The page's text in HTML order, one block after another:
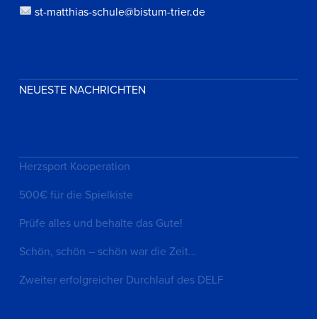
st-matthias-schule@bistum-trier.de
NEUESTE NACHRICHTEN
Herzsport Kooperation
500€ für die Spielkiste
Prüfe alles und behalte das Gute!
Schön, schön – schön war die Zeit…
Zweiter erfolgreicher Durchlauf des DELF